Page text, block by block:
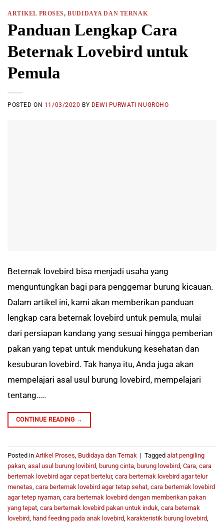
ARTIKEL PROSES,BUDIDAYA DAN TERNAK
Panduan Lengkap Cara
Beternak Lovebird untuk
Pemula
POSTED ON 11/03/2020 BY DEWI PURWATI NUGROHO
Beternak lovebird bisa menjadi usaha yang
menguntungkan bagi para penggemar burung kicauan.
Dalam artikel ini, kami akan memberikan panduan
lengkap cara beternak lovebird untuk pemula, mulai
dari persiapan kandang yang sesuai hingga pemberian
pakan yang tepat untuk mendukung kesehatan dan
kesuburan lovebird. Tak hanya itu, Anda juga akan
mempelajari asal usul burung lovebird, mempelajari
tentang…..
CONTINUE READING →
Posted in Artikel Proses Budidaya dan Ternak | Tagged alat pengiling
pakan asal usul burung lovibird burung cinta burung lovebird Cara cara
berternak lovebird agar cepat bertelur, cara berternak lovebird agar telur
menetas cara berternak lovebird agar tetap sehat cara berternak lovebird
agar tetep nyaman cara berternak lovebird dengan memberikan pakan
yang tepat cara berternak lovebird pakan untuk induk cara beternak
lovebird hand feeding pada anak lovebird karakteristik burung lovebird